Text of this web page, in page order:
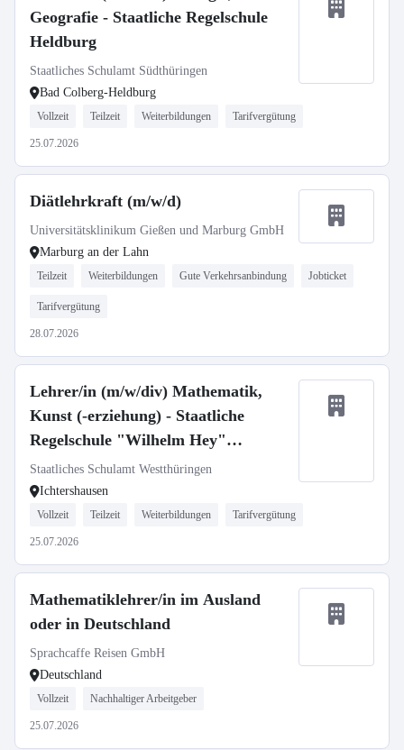
Geografie - Staatliche Regelschule
Heldburg
Staatliches Schulamt Südthüringen
Bad Colberg-Heldburg
Vollzeit Teilzeit Weiterbildungen Tarifvergütung
25.07.2026
Diätlehrkraft (m/w/d)
Universitätsklinikum Gießen und Marburg GmbH
Marburg an der Lahn
Teilzeit Weiterbildungen Gute Verkehrsanbindung Jobticket
Tarifvergütung
28.07.2026
Lehrer/in (m/w/div) Mathematik,
Kunst (-erziehung) - Staatliche
Regelschule "Wilhelm Hey"
Ichtershausen
Staatliches Schulamt Westthüringen
Ichtershausen
Vollzeit Teilzeit Weiterbildungen Tarifvergütung
25.07.2026
Mathematiklehrer/in im Ausland
oder in Deutschland
Sprachcaffe Reisen GmbH
Deutschland
Vollzeit Nachhaltiger Arbeitgeber
25.07.2026